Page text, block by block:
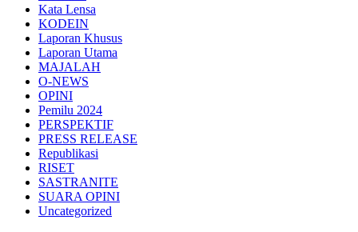
Kata Lensa
KODEIN
Laporan Khusus
Laporan Utama
MAJALAH
O-NEWS
OPINI
Pemilu 2024
PERSPEKTIF
PRESS RELEASE
Republikasi
RISET
SASTRANITE
SUARA OPINI
Uncategorized